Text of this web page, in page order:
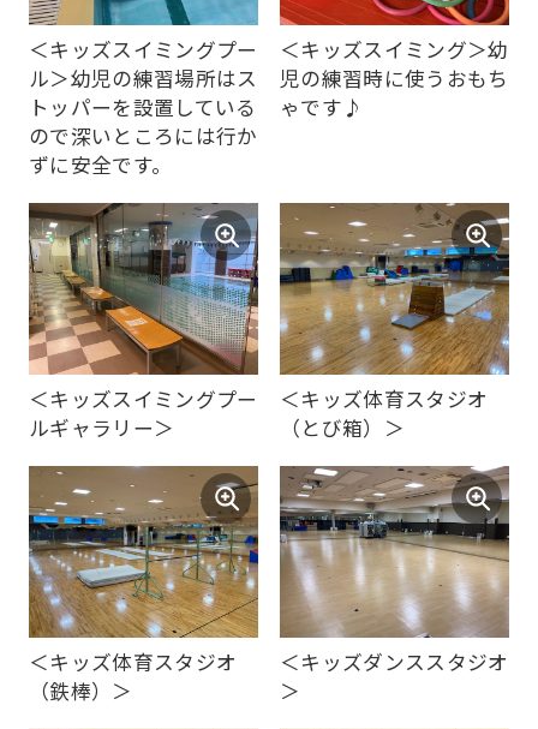
＜キッズスイミングプー
ル＞幼児の練習場所はス
トッパーを設置している
ので深いところには行か
ずに安全です。
＜キッズスイミング＞幼
児の練習時に使うおもち
ゃです♪
＜キッズスイミングプー
ルギャラリー＞
＜キッズ体育スタジオ
（とび箱）＞
＜キッズ体育スタジオ
（鉄棒）＞
＜キッズダンススタジオ
＞
the
link
below
translation)
to
return
to
the
top
page.
However,
if
you
use
an
automatic
translation